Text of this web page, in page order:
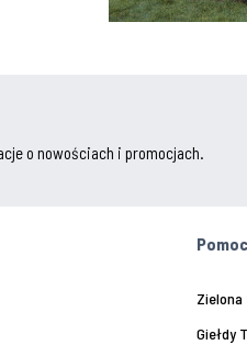
o nowościach i promocjach.
Giełdy